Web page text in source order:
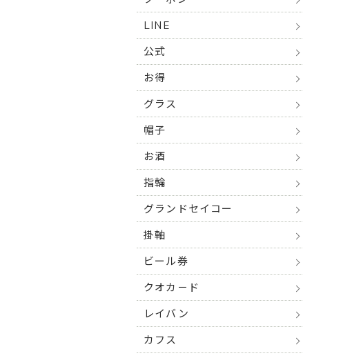
LINE
公式
お得
グラス
帽子
お酒
指輪
グランドセイコー
掛軸
ビール券
クオカ－ド
レイバン
カフス